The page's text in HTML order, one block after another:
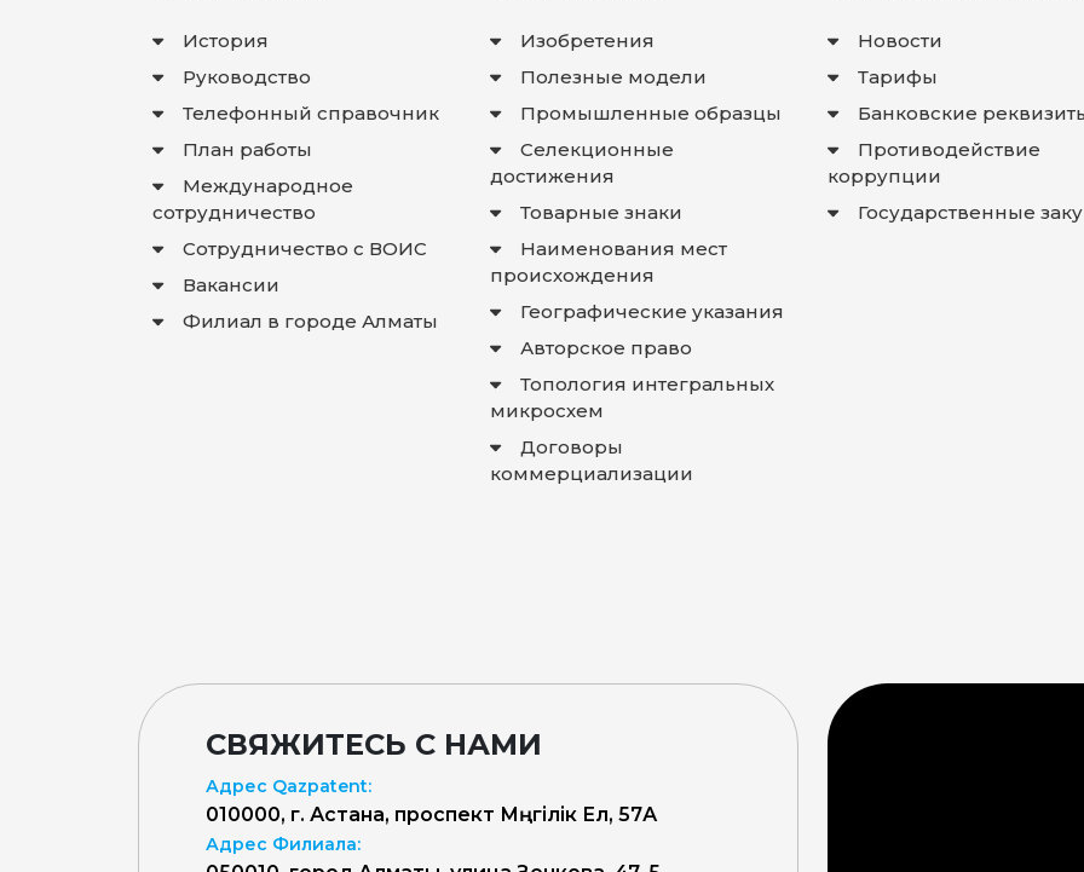
История
Руководство
Телефонный справочник
План работы
Международное
сотрудничество
Сотрудничество с ВОИС
Вакансии
Филиал в городе Алматы
Изобретения
Полезные модели
Промышленные образцы
Селекционные
достижения
Товарные знаки
Наименования мест
происхождения
Географические указания
Авторское право
Топология интегральных
микросхем
Договоры
коммерциализации
Новости
Тарифы
Банковские
Противодействие
коррупции
Государственные
СВЯЖИТЕСЬ С НАМИ
Адрес Qazpatent:
010000, г. Астана, проспект Мәңгілік Ел, 57А
Адрес Филиала: